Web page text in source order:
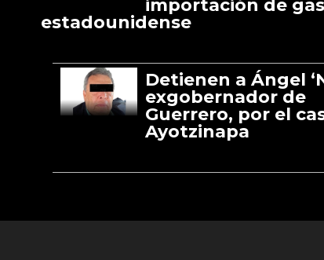
importación de gas
estadounidense
Detienen a Ángel
exgobernador de
Guerrero, por el
Ayotzinapa